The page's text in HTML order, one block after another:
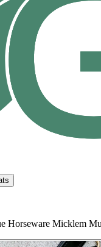
Horseware Micklem